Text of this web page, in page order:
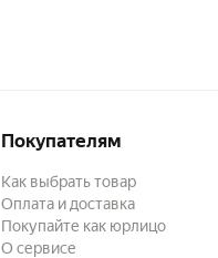
Покупателям
Как выбрать товар
Оплата и доставка
Покупайте как юрлицо
О сервисе